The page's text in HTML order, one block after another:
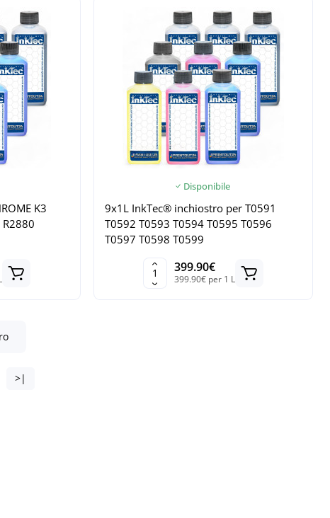
K3
Disponibile
9x1L InkTec® inchiostro per T0591
T0592 T0593 T0594 T0595 T0596
T0597 T0598 T0599
399.90€
399.90€ per 1 L
>|